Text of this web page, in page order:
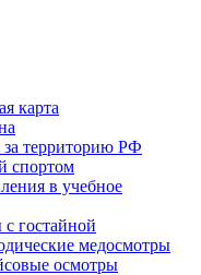
карта
за территорию РФ
спортом
в учебное
гостайной
медосмотры
осмотры